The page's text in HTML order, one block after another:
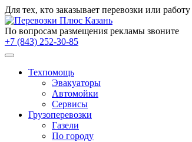
Для тех, кто заказывает перевозки или работу
По вопросам размещения рекламы звоните
+7 (843) 252-30-85
Техпомощь
Эвакуаторы
Автомойки
Сервисы
Грузоперевозки
Газели
По городу